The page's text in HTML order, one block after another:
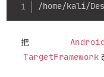
/home/kali/
把
TargetFramework